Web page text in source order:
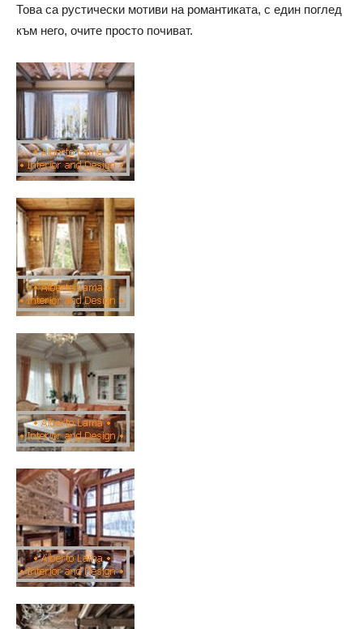
Това са рустически мотиви на романтиката, с един поглед
към него, очите просто почиват.